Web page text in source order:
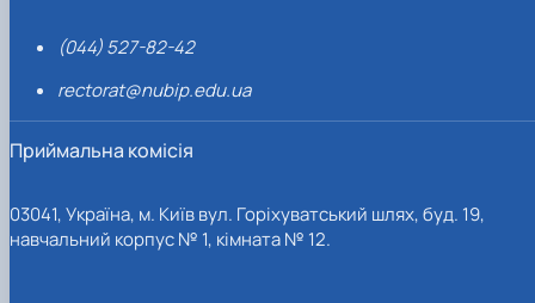
(044) 527-82-42
rectorat@nubip.edu.ua
Приймальна комісія
03041, Україна, м. Київ вул. Горіхуватський шлях, буд. 19,
навчальний корпус № 1, кімната № 12.